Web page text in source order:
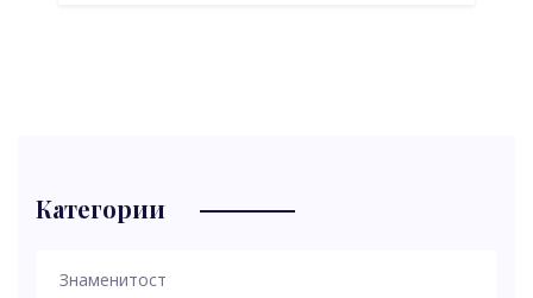
Категории
Знаменитост